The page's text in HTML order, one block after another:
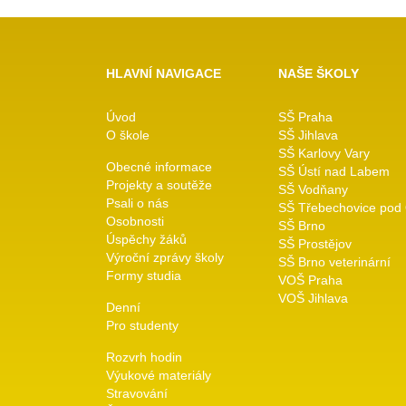
HLAVNÍ NAVIGACE
Úvod
O škole
Obecné informace
Projekty a soutěže
Psali o nás
Osobnosti
Úspěchy žáků
Výroční zprávy školy
Formy studia
Denní
Pro studenty
Rozvrh hodin
Výukové materiály
Stravování
NAŠE ŠKOLY
SŠ Praha
SŠ Jihlava
SŠ Karlovy Vary
SŠ Ústí nad Labem
SŠ Vodňany
SŠ Třebechovice pod
SŠ Brno
SŠ Prostějov
SŠ Brno veterinární
VOŠ Praha
VOŠ Jihlava